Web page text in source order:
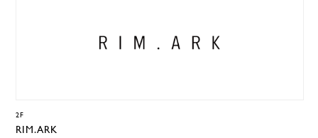
2F
RIM.ARK